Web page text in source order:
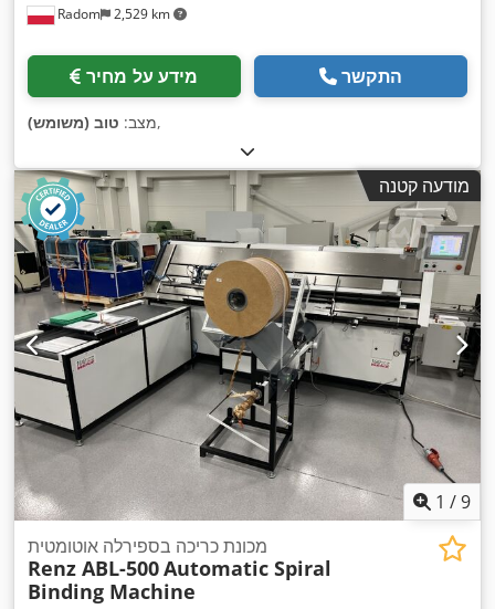
Radom 2,529 km
מידע על מחיר התקשר
מצב: טוב (משומש) ,
מודעה קטנה
1 /9
מכונת כריכה בספירלה אוטומטית
Renz ABL-500Automatic Spiral
Binding Machine